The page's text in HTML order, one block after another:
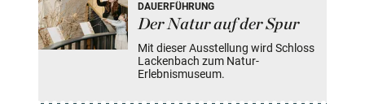
DAUERFÜHRUNG
Der Natur auf der Spur
Mit dieser Ausstellung wird Schloss
Lackenbach zum Natur-
Erlebnismuseum.